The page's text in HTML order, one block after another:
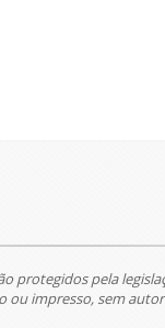
protegidos pela
impresso, sem